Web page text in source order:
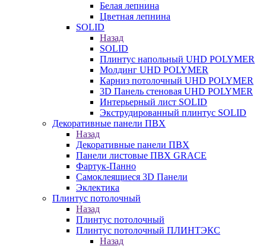
Белая лепнина
Цветная лепнина
SOLID
Назад
SOLID
Плинтус напольный UHD POLYMER
Молдинг UHD POLYMER
Карниз потолочный UHD POLYMER
3D Панель стеновая UHD POLYMER
Интерьерный лист SOLID
Экструдированный плинтус SOLID
Декоративные панели ПВХ
Назад
Декоративные панели ПВХ
Панели листовые ПВХ GRACE
Фартук-Панно
Самоклеящиеся 3D Панели
Эклектика
Плинтус потолочный
Назад
Плинтус потолочный
Плинтус потолочный ПЛИНТЭКС
Назад